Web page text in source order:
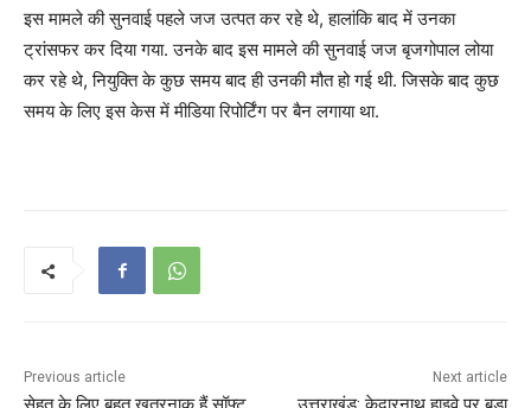
इस मामले की सुनवाई पहले जज उत्पत कर रहे थे, हालांकि बाद में उनका
ट्रांसफर कर दिया गया. उनके बाद इस मामले की सुनवाई जज बृजगोपाल लोया
कर रहे थे, नियुक्ति के कुछ समय बाद ही उनकी मौत हो गई थी. जिसके बाद कुछ
समय के लिए इस केस में मीडिया रिपोर्टिंग पर बैन लगाया था.
Previous article Next article